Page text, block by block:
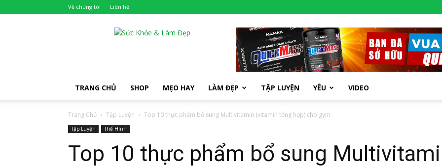
Về chúng tôi Liên hệ
TRANG CHỦ SHOP MẸO HAY LÀM ĐẸP TẬP LUYỆN YÊU VIDEO
Trang Chủ Tập Luyện Top 10 thực phẩm bổ sung Multivitamin (vitamin tổng hợp) cho gym
Tập Luyện Thể Hình
Top 10 thực phẩm bổ sung